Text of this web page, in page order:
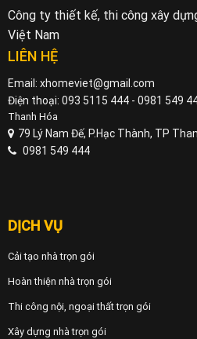
Công ty thiết kế, thi công xây
Việt Nam
LIÊN HỆ
Email: xhomeviet@gmail.com
Điện thoại: 093 5115 444 - 0981 549
Thanh Hóa
79 Lý Nam Đế, P.Hạc Thành, TP
0981 549 444
DỊCH VỤ
Cải tạo nhà trọn gói
Hoàn thiện nhà trọn gói
Thi công nội, ngoại thất trọn gói
Xây dựng nhà trọn gói